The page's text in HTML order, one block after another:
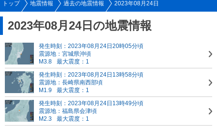
トップ 地震情報 過去の地震情報 2023年08月24日
2023年08月24日の地震情報
発生時刻：2023年08月24日20時05分頃
震源地：宮城県沖頃
M3.8
最大震度：1
発生時刻：2023年08月24日13時58分頃
震源地：長崎県南西部頃
M1.9
最大震度：1
発生時刻：2023年08月24日13時49分頃
震源地：福島県会津頃
M2.3
最大震度：1